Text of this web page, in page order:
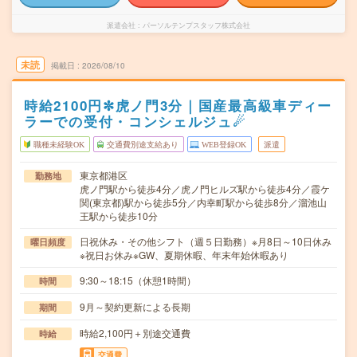
派遣会社 パーソルテンプスタッフ株式会社
未読 掲載日 2026/08/10
時給2100円✼虎ノ門3分｜国産最高級車ディー
ラーでの受付・コンシェルジュ☄
職種未経験OK 交通費別途支給あり WEB登録OK 派遣
勤務地
東京都港区
虎ノ門駅から徒歩4分／虎ノ門ヒルズ駅から徒歩4分／霞ケ
関(東京都)駅から徒歩5分／内幸町駅から徒歩8分／溜池山
王駅から徒歩10分
曜日頻度
日祝休み・その他シフト（週５日勤務）※月8日～10日休み
※祝日お休み※GW、夏期休暇、年末年始休暇あり
時間 9:30～18:15（休憩1時間）
期間 9月～契約更新による長期
時給 時給2,100円＋別途交通費
交通費